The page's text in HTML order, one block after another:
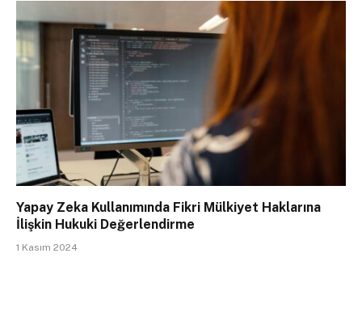
Yapay Zeka Kullanımında Fikri Mülkiyet Haklarına
İlişkin Hukuki Değerlendirme
1 Kasım 2024